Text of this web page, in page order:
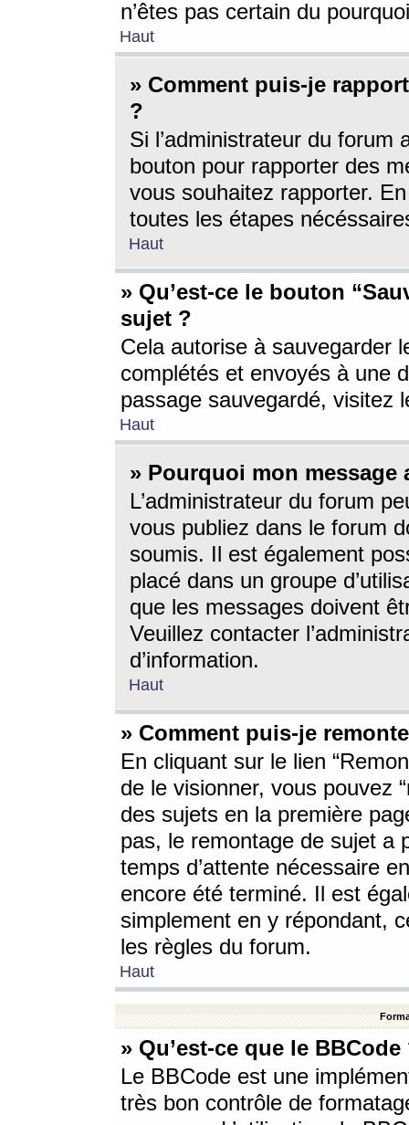
n’êtes pas certain du
Haut
» Comment puis-je
?
Si l’administrateur du forum
bouton pour rapporter des
vous souhaitez rapporter.
toutes les étapes
Haut
» Qu’est-ce le bouton
sujet ?
Cela autorise à sauvegarder
complétés et envoyés à une
passage sauvegardé, visitez
Haut
» Pourquoi mon message
L’administrateur du forum
vous publiez dans le forum
soumis. Il est également
placé dans un groupe
que les messages doivent
Veuillez contacter
d’information.
Haut
» Comment puis-je
En cliquant sur le lien
de le visionner, vous pouvez
des sujets en la première
pas, le remontage de sujet a
temps d’attente nécessaire
encore été terminé. Il est
simplement en y répondant,
les règles du forum.
Haut
» Qu’est-ce que le BBCode
Le BBCode est une
très bon contrôle de